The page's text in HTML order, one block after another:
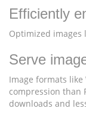
Efficiently
Optimized images
Serve
Image formats like
compression than
downloads and